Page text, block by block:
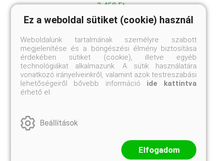
3 450 Ft
Kosárba
A kerti madárbirs egy alacsony, elterülő növekedésű
lombhullató cserje, amelyet apró, fényes zöld
leveleiről, halványpiros vagy fehér virágairól és
feltűnő, télire piros bogyóiról ismerhetünk fel.
Magassága általában 0.5-1 méter között van,
Ez a weboldal sütiket (cookie) használ
Weboldalunk tartalmának személyre szabott
megjelenítése és a böngészési élmény biztosítása
érdekében sütiket (cookie), illetve egyéb
technológiákat alkalmazunk. A sütik használatára
vonatkozó irányelveinkről, valamint azok testreszabási
lehetőségeiről bővebb információ ide kattintva
érhető el.
Beállítások
Elfogadom